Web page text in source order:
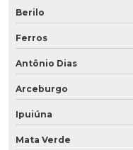
Berilo
Ferros
Antônio Dias
Arceburgo
Ipuiúna
Mata Verde